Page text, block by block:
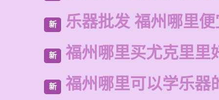
新 乐器批发 福州哪里
新 福州哪里买尤克里里
新 福州哪里可以学乐器